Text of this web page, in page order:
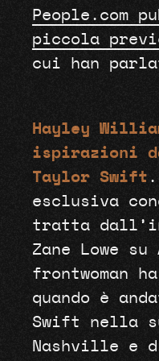
People.com
piccola
cui han
Hayley
ispirazioni
Taylor Swift
esclusiva
tratta
Zane Lowe
frontwoman
quando è
Swift nella
Nashville e